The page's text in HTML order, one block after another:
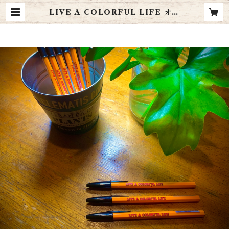
LIVE A COLORFUL LIFE オリ
ジナルボールペン | LIVE A COL